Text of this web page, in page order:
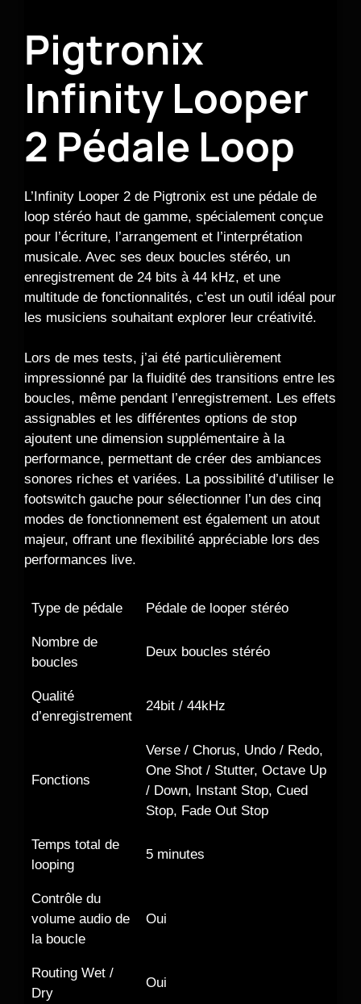
Pigtronix
Infinity Looper
2 Pédale Loop
L’Infinity Looper 2 de Pigtronix est une pédale de
loop stéréo haut de gamme, spécialement conçue
pour l’écriture, l’arrangement et l’interprétation
musicale. Avec ses deux boucles stéréo, un
enregistrement de 24 bits à 44 kHz, et une
multitude de fonctionnalités, c’est un outil idéal pour
les musiciens souhaitant explorer leur créativité.
Lors de mes tests, j’ai été particulièrement
impressionné par la fluidité des transitions entre les
boucles, même pendant l’enregistrement. Les effets
assignables et les différentes options de stop
ajoutent une dimension supplémentaire à la
performance, permettant de créer des ambiances
sonores riches et variées. La possibilité d’utiliser le
footswitch gauche pour sélectionner l’un des cinq
modes de fonctionnement est également un atout
majeur, offrant une flexibilité appréciable lors des
performances live.
Type de pédale Pédale de looper stéréo
Nombre de
boucles
Deux boucles stéréo
Qualité
d’enregistrement
24bit / 44kHz
Fonctions
Verse / Chorus, Undo / Redo,
One Shot / Stutter, Octave Up
/ Down, Instant Stop, Cued
Stop, Fade Out Stop
Temps total de
looping
5 minutes
Contrôle du
volume audio de
la boucle
Oui
Routing Wet /
Dry
Oui